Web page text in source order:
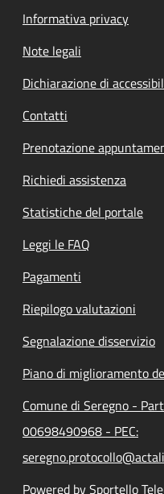
Informativa privacy
Note legali
Dichiarazione di
Contatti
Prenotazione
Richiedi assistenza
Statistiche del portale
Leggi le FAQ
Pagamenti
Riepilogo valutazioni
Segnalazione disservizio
Piano di miglioramento
Comune di Seregno -
00698490968 - PEC:
Powered by Sportello